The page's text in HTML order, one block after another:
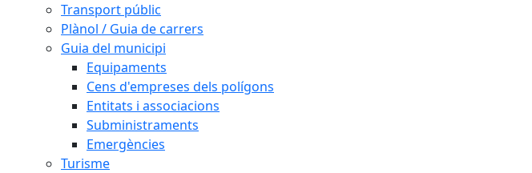
Transport públic
Plànol / Guia de carrers
Guia del municipi
Equipaments
Cens d'empreses dels polígons
Entitats i associacions
Subministraments
Emergències
Turisme